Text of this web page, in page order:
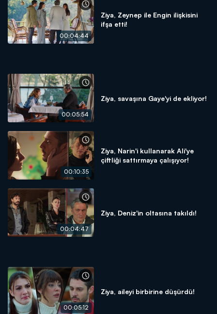
00:04:44
Ziya, Zeynep ile Engin ilişkisini
ifşa etti!
00:05:54
Ziya, savaşına Gaye'yi de ekliyor!
00:10:35
Ziya, Narin'i kullanarak Ali'ye
çiftliği sattırmaya çalışıyor!
00:04:47
Ziya, Deniz'in oltasına takıldı!
00:05:12
Ziya, aileyi birbirine düşürdü!